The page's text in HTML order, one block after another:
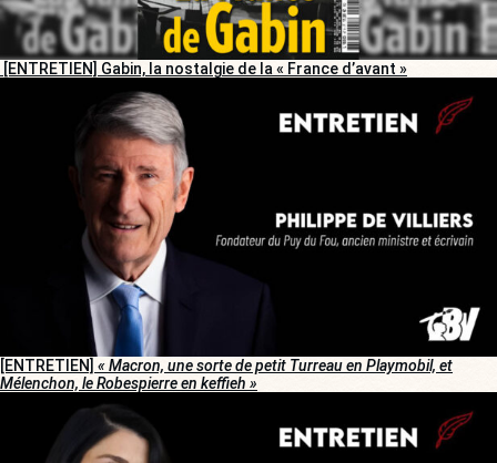
[ENTRETIEN] Gabin, la nostalgie de la « France d’avant »
[ENTRETIEN] « Macron, une sorte de petit Turreau en Playmobil, et
Mélenchon, le Robespierre en keffieh »